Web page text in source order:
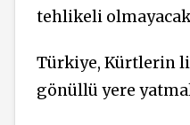
tehlikeli olmayacak
Türkiye, Kürtlerin
gönüllü yere